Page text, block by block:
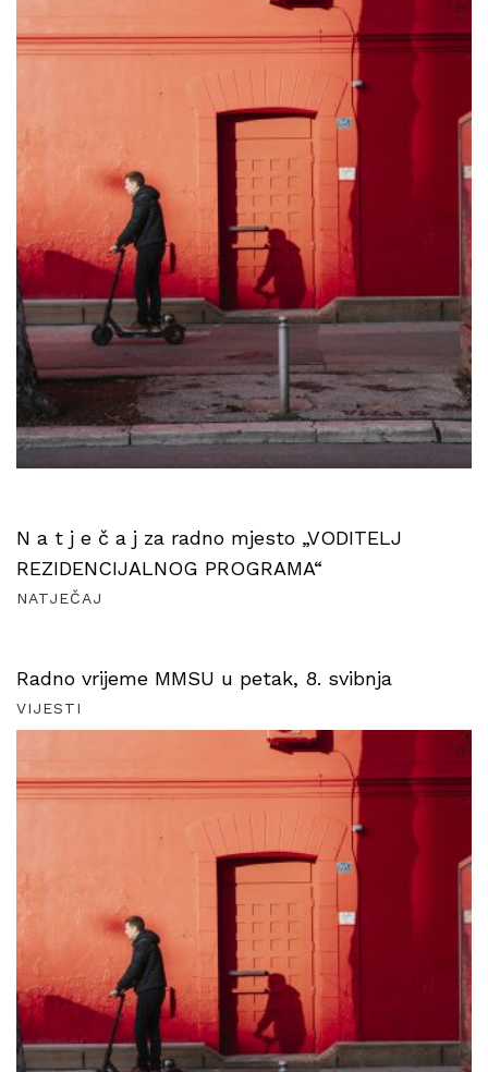
N a t j e č a j za radno mjesto „VODITELJ
REZIDENCIJALNOG PROGRAMA“
NATJEČAJ
Radno vrijeme MMSU u petak, 8. svibnja
VIJESTI